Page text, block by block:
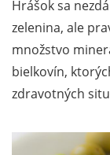
Hrášok sa
zelenina, ale
množstvo
bielkovín,
zdravotných